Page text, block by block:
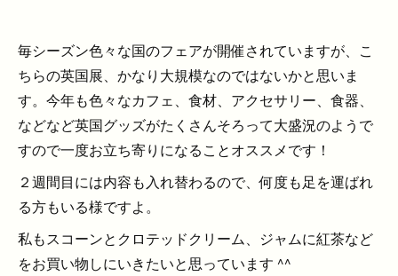
毎シーズン色々な国のフェアが開催されていますが、こ
ちらの英国展、かなり大規模なのではないかと思いま
す。今年も色々なカフェ、食材、アクセサリー、食器、
などなど英国グッズがたくさんそろって大盛況のようで
すので一度お立ち寄りになることオススメです！
２週間目には内容も入れ替わるので、何度も足を運ばれ
る方もいる様ですよ。
私もスコーンとクロテッドクリーム、ジャムに紅茶など
をお買い物しにいきたいと思っています ^^